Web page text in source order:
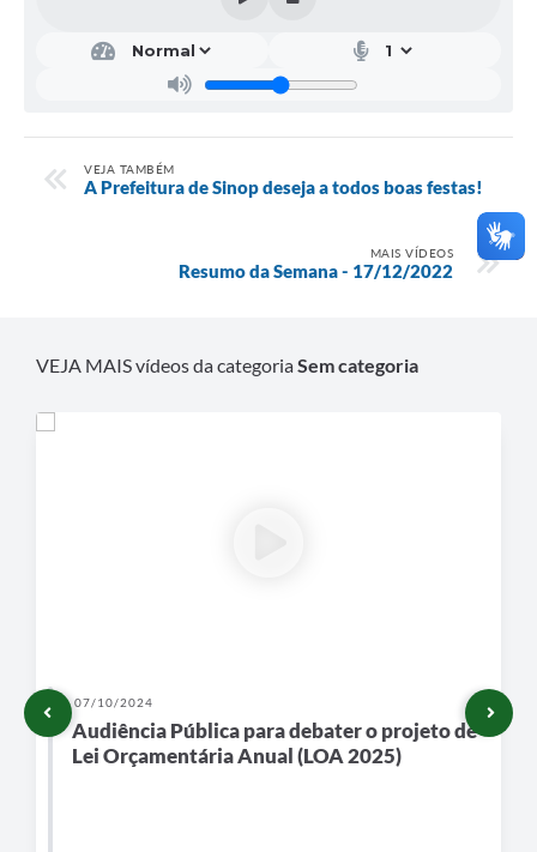
VEJA TAMBÉM
A Prefeitura de Sinop deseja a todos boas festas!
MAIS VÍDEOS
Resumo da Semana - 17/12/2022
VEJA MAIS vídeos da categoriaSem categoria
07/10/2024
Audiência Pública para debater o projeto de
Lei Orçamentária Anual (LOA 2025)